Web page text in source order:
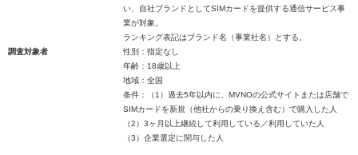
い、自社ブランドとしてSIMカードを提供する通信サービス事
業が対象。
ランキング表記はブランド名（事業社名）とする。
調査対象者
性別：指定なし
年齢：18歳以上
地域：全国
条件：（1）過去5年以内に、MVNOの公式サイトまたは店舗で
SIMカードを新規（他社からの乗り換え含む）で購入した人
（2）3ヶ月以上継続して利用している／利用していた人
（3）企業選定に関与した人